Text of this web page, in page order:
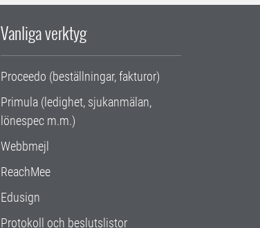
Vanliga verktyg
Proceedo (beställningar, fakturor)
Primula (ledighet, sjukanmälan,
lönespec m.m.)
Webbmejl
ReachMee
Edusign
Protokoll och beslutslistor